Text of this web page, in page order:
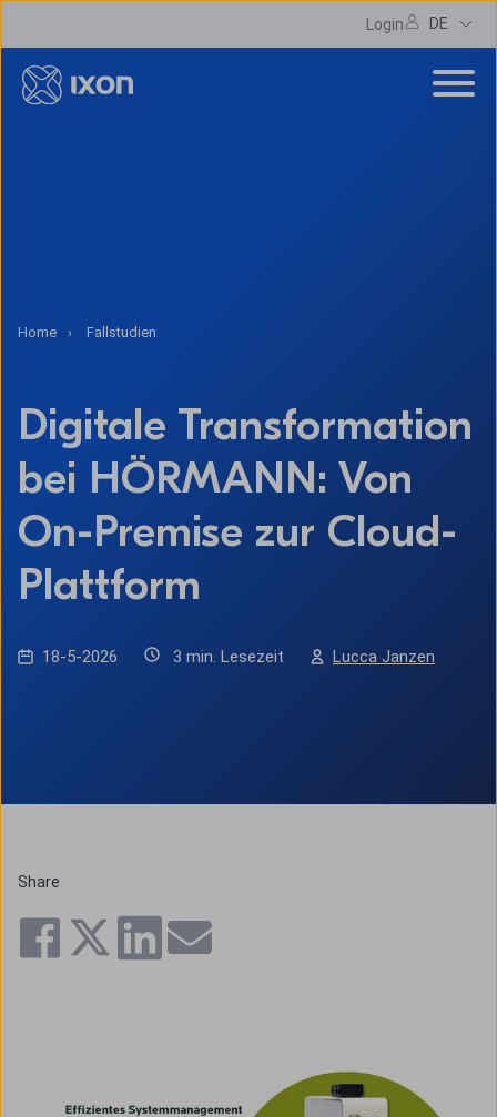
Login DE
Home Fallstudien
Digitale Transformation
bei HÖRMANN: Von
On-Premise zur Cloud-
Plattform
18-5-2026 3 min. Lesezeit Lucca Janzen
Share